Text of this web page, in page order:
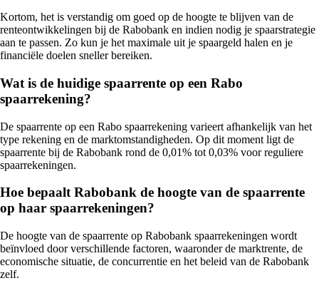
Kortom, het is verstandig om goed op de hoogte te blijven van de
renteontwikkelingen bij de Rabobank en indien nodig je spaarstrategie
aan te passen. Zo kun je het maximale uit je spaargeld halen en je
financiële doelen sneller bereiken.
Wat is de huidige spaarrente op een Rabo
spaarrekening?
De spaarrente op een Rabo spaarrekening varieert afhankelijk van het
type rekening en de marktomstandigheden. Op dit moment ligt de
spaarrente bij de Rabobank rond de 0,01% tot 0,03% voor reguliere
spaarrekeningen.
Hoe bepaalt Rabobank de hoogte van de spaarrente
op haar spaarrekeningen?
De hoogte van de spaarrente op Rabobank spaarrekeningen wordt
beïnvloed door verschillende factoren, waaronder de marktrente, de
economische situatie, de concurrentie en het beleid van de Rabobank
zelf.